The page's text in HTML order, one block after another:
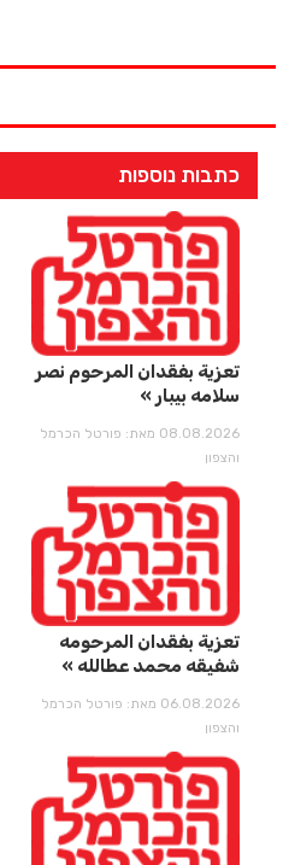
כתבות נוספות
تعزية بفقدان المرحوم نصر
سلامه بيبار
08.08.2026 מאת: פורטל הכרמל
והצפון
تعزية بفقدان المرحومه
شفيقه محمد عطالله
06.08.2026 מאת: פורטל הכרמל
והצפון